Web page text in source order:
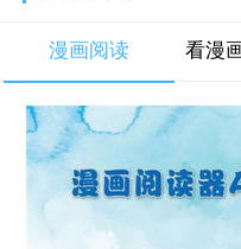
漫画阅读 看漫
分